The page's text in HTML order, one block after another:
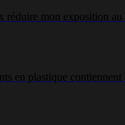
réduire mon exposition au
en plastique